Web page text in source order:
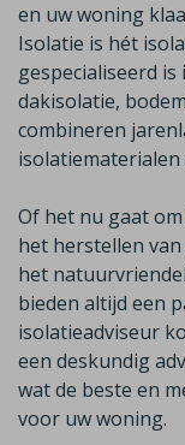
en uw woning
Isolatie is hét
gespecialiseerd
dakisolatie,
combineren
Of het nu gaat
het herstellen
het
bieden altijd een
isolatieadviseur
een deskundig
wat de beste en
voor uw woning.